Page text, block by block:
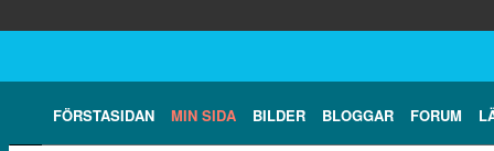
FÖRSTASIDAN MIN SIDA BILDER BLOGGAR FORUM